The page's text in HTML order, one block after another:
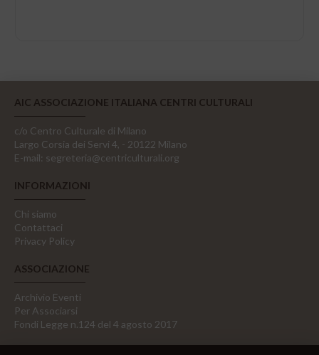
AIC ASSOCIAZIONE ITALIANA CENTRI CULTURALI
c/o Centro Culturale di Milano
Largo Corsia dei Servi 4, - 20122 Milano
E-mail: segreteria@centriculturali.org
INFORMAZIONI
Chi siamo
Contattaci
Privacy Policy
ASSOCIAZIONE
Archivio Eventi
Per Associarsi
Fondi Legge n.124 del 4 agosto 2017